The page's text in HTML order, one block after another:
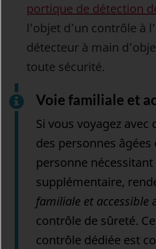
portique de détection
l’objet d’un contrôle à
détecteur à main
toute sécurité.
Voie familiale et
Si vous voyagez avec
des personnes
personne
supplémentaire,
familiale et accessible
contrôle de sûreté.
contrôle dédiée est